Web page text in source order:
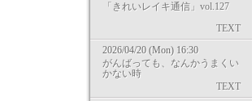
「きれいレイキ通信」vol.127
TEXT
2026/04/20 (Mon) 16:30
がんばっても、なんかうまくい
かない時
TEXT